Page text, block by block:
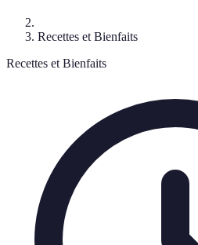
Recettes et Bienfaits
Recettes et Bienfaits